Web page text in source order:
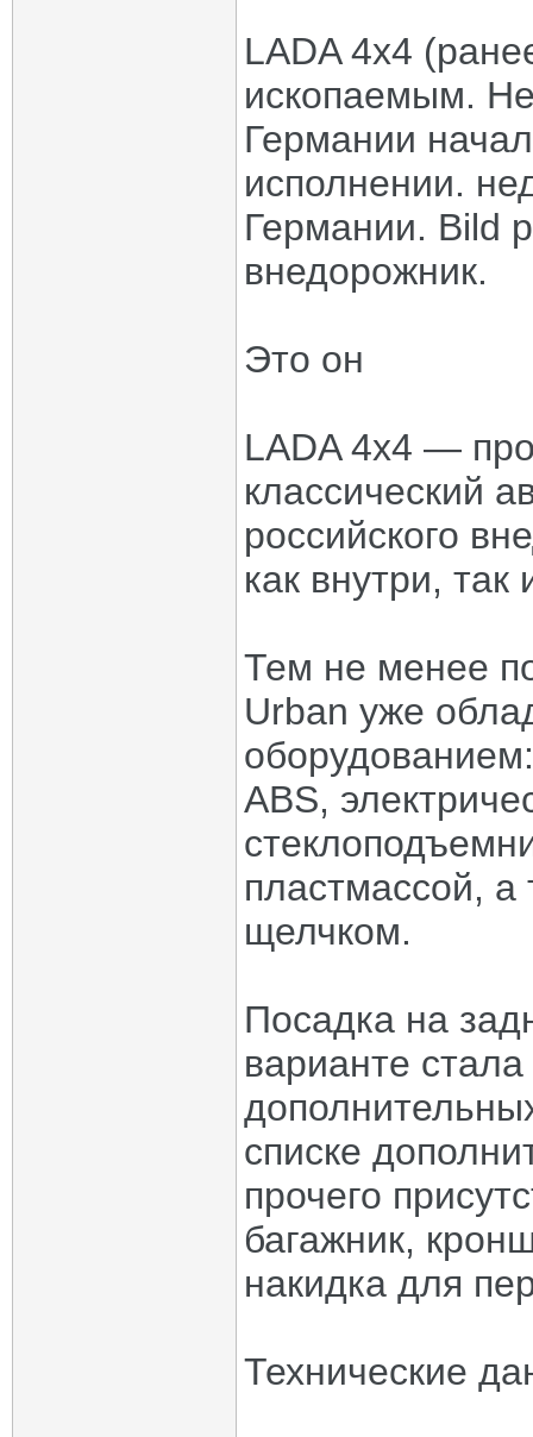
LADA 4х4
ископаемым.
Германии
исполнении.
Германии. Bild
внедорожник.
Это он
LADA 4х4 —
классический
российского
как внутри, так
Тем не менее
Urban уже
ABS,
пластмассой, а
щелчком.
Посадка на
варианте
списке
прочего
багажник,
накидка для
Технические